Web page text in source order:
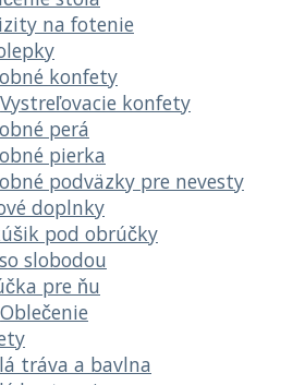
na fotenie
konfety
Vystreľovacie konfety
perá
pierka
podväzky pre nevesty
doplnky
pod obrúčky
slobodou
pre ňu
Oblečenie
tráva a bavlna